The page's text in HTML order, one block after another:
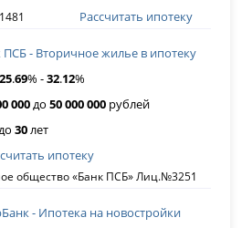
Рассчитать ипотеку
ПСБ - Вторичное жилье в ипотеку
25.69% -32.12%
000до50 000 000 рублей
30лет
общество «Банк ПСБ» Лиц.№3251
ипотеку
- Ипотека на новостройки